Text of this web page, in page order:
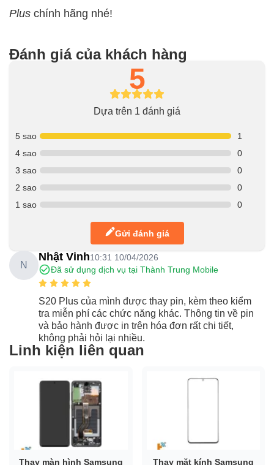
Plus chính hãng nhé!
Đánh giá của khách hàng
5
Dựa trên 1 đánh giá
5 sao
1
4 sao
0
3 sao
0
2 sao
0
1 sao
0
Gửi đánh giá
N
Nhật Vinh10:31 10/04/2026
Đã sử dụng dịch vụ tại Thành Trung Mobile
S20 Plus của mình được thay pin, kèm theo kiểm
tra miễn phí các chức năng khác. Thông tin về pin
và bảo hành được in trên hóa đơn rất chi tiết,
không phải hỏi lại nhiều.
Linh kiện liên quan
Thay màn hình Samsung
Thay mặt kính Samsung